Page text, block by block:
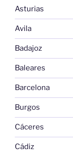
Asturias
Avila
Badajoz
Baleares
Barcelona
Burgos
Cáceres
Cádiz